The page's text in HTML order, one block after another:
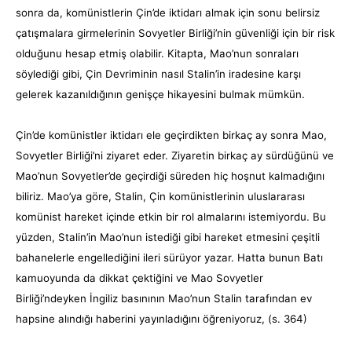
sonra da, komünistlerin Çin’de iktidarı almak için sonu belirsiz
çatışmalara girmelerinin Sovyetler Birliği’nin güvenliği için bir risk
olduğunu hesap etmiş olabilir. Kitapta, Mao’nun sonraları
söylediği gibi, Çin Devriminin nasıl Stalin’in iradesine karşı
gelerek kazanıldığının genişçe hikayesini bulmak mümkün.
Çin’de komünistler iktidarı ele geçirdikten birkaç ay sonra Mao,
Sovyetler Birliği’ni ziyaret eder. Ziyaretin birkaç ay sürdüğünü ve
Mao’nun Sovyetler’de geçirdiği süreden hiç hoşnut kalmadığını
biliriz. Mao’ya göre, Stalin, Çin komünistlerinin uluslararası
komünist hareket içinde etkin bir rol almalarını istemiyordu. Bu
yüzden, Stalin’in Mao’nun istediği gibi hareket etmesini çeşitli
bahanelerle engellediğini ileri sürüyor yazar. Hatta bunun Batı
kamuoyunda da dikkat çektiğini ve Mao Sovyetler
Birliği’ndeyken İngiliz basınının Mao’nun Stalin tarafından ev
hapsine alındığı haberini yayınladığını öğreniyoruz, (s. 364)